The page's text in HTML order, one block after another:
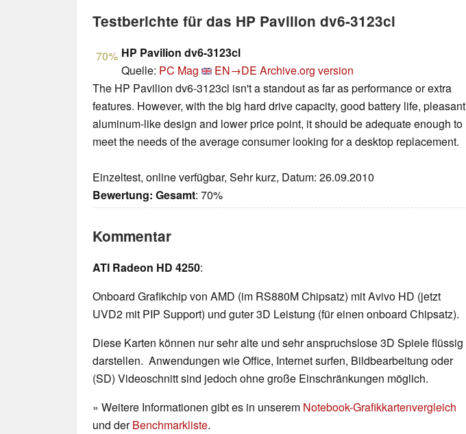
Testberichte für das HP Pavilion dv6-3123cl
70% HP Pavilion dv6-3123cl
Quelle: PC Mag EN→DE Archive.org version
The HP Pavilion dv6-3123cl isn't a standout as far as performance or extra
features. However, with the big hard drive capacity, good battery life, pleasant
aluminum-like design and lower price point, it should be adequate enough to
meet the needs of the average consumer looking for a desktop replacement.
Einzeltest, online verfügbar, Sehr kurz, Datum: 26.09.2010
Bewertung: Gesamt: 70%
Kommentar
ATI Radeon HD 4250:
Onboard Grafikchip von AMD (im RS880M Chipsatz) mit Avivo HD (jetzt
UVD2 mit PIP Support) und guter 3D Leistung (für einen onboard Chipsatz).
Diese Karten können nur sehr alte und sehr anspruchslose 3D Spiele flüssig
darstellen. Anwendungen wie Office, Internet surfen, Bildbearbeitung oder
(SD) Videoschnitt sind jedoch ohne große Einschränkungen möglich.
» Weitere Informationen gibt es in unserem Notebook-Grafikkartenvergleich
und derBenchmarkliste.